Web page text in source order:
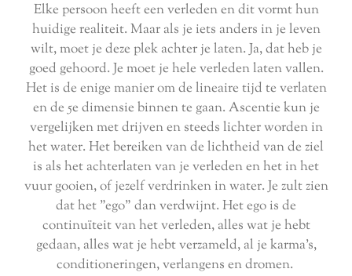
Elke persoon heeft een verleden en dit vormt hun
huidige realiteit. Maar als je iets anders in je leven
wilt, moet je deze plek achter je laten. Ja, dat heb je
goed gehoord. Je moet je hele verleden laten vallen.
Het is de enige manier om de lineaire tijd te verlaten
en de 5e dimensie binnen te gaan. Ascentie kun je
vergelijken met drijven en steeds lichter worden in
het water. Het bereiken van de lichtheid van de ziel
is als het achterlaten van je verleden en het in het
vuur gooien, of jezelf verdrinken in water. Je zult zien
dat het "ego" dan verdwijnt. Het ego is de
continuïteit van het verleden, alles wat je hebt
gedaan, alles wat je hebt verzameld, al je karma's,
conditioneringen, verlangens en dromen.